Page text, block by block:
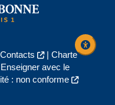
Contacts | Charte
Enseigner avec le
: non conforme